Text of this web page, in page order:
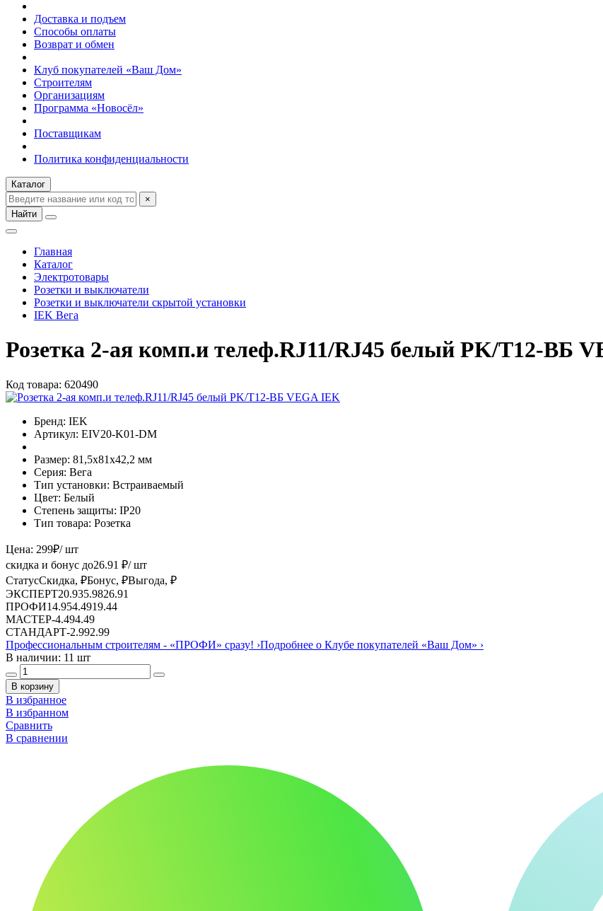
Доставка и подъем
Способы оплаты
Возврат и обмен
Клуб покупателей «Ваш Дом»
Строителям
Организациям
Программа «Новосёл»
Поставщикам
Политика конфиденциальности
Каталог
×
Найти
Главная
Каталог
Электротовары
Розетки и выключатели
Розетки и выключатели скрытой установки
IEK Вега
Розетка 2-ая комп.и телеф.RJ11/RJ45 белый РK/T12-ВБ
Код товара: 620490
Бренд: IEK
Артикул: EIV20-K01-DM
Размер: 81,5х81х42,2 мм
Серия: Вега
Тип установки: Встраиваемый
Цвет: Белый
Степень защиты: IP20
Тип товара: Розетка
Цена: 299₽/ шт
скидка и бонус до26.91 ₽/ шт
СтатусСкидка, ₽Бонус, ₽Выгода, ₽
ЭКСПЕРТ20.935.9826.91
ПРОФИ14.954.4919.44
МАСТЕР-4.494.49
СТАНДАРТ-2.992.99
Профессиональным строителям - «ПРОФИ» сразу! ›Подробнее о Клубе покупателей «Ваш Дом» ›
В наличии: 11 шт
В корзину
В избранное
В избранном
Сравнить
В сравнении